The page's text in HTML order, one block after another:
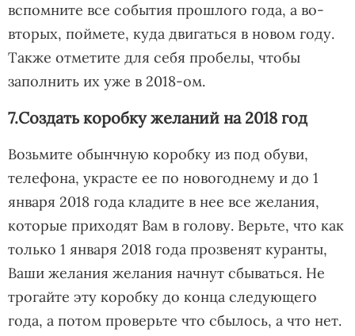
вспомните все события прошлого года, а во-
вторых, поймете, куда двигаться в новом году.
Также отметите для себя пробелы, чтобы
заполнить их уже в 2018-ом.
7.Создать коробку желаний на 2018 год
Возьмите обынчную коробку из под обуви,
телефона, украсте ее по новогоднему и до 1
января 2018 года кладите в нее все желания,
которые приходят Вам в голову. Верьте, что как
только 1 января 2018 года прозвенят куранты,
Ваши желания желания начнут сбываться. Не
трогайте эту коробку до конца следующего
года, а потом проверьте что сбылось, а что нет.